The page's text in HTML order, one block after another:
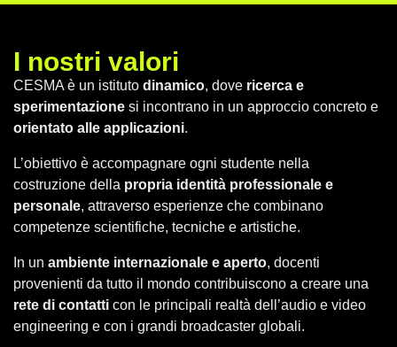
I nostri valori
CESMA è un istituto dinamico, dove ricerca e
sperimentazione si incontrano in un approccio concreto e
orientato alle applicazioni.
L’obiettivo è accompagnare ogni studente nella
costruzione della propria identità professionale e
personale, attraverso esperienze che combinano
competenze scientifiche, tecniche e artistiche.
In un ambiente internazionale e aperto, docenti
provenienti da tutto il mondo contribuiscono a creare una
rete di contatti con le principali realtà dell’audio e video
engineering e con i grandi broadcaster globali.